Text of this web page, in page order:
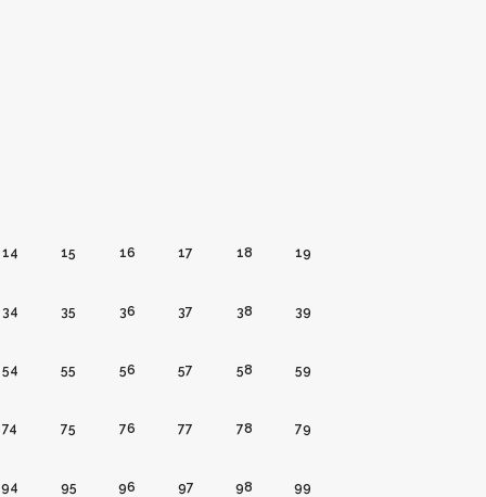
14 15 16 17 18 19
34 35 36 37 38 39
54 55 56 57 58 59
74 75 76 77 78 79
94 95 96 97 98 99